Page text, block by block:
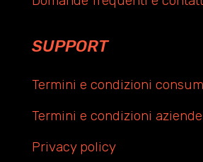
SUPPORT
Termini e condizioni
Termini e condizioni aziende
Privacy policy